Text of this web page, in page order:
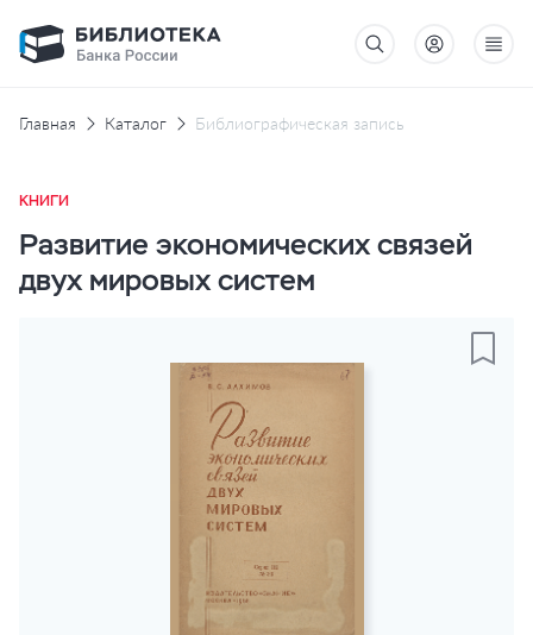
Главная Каталог Библиографическая запись
КНИГИ
Развитие экономических связей
двух мировых систем